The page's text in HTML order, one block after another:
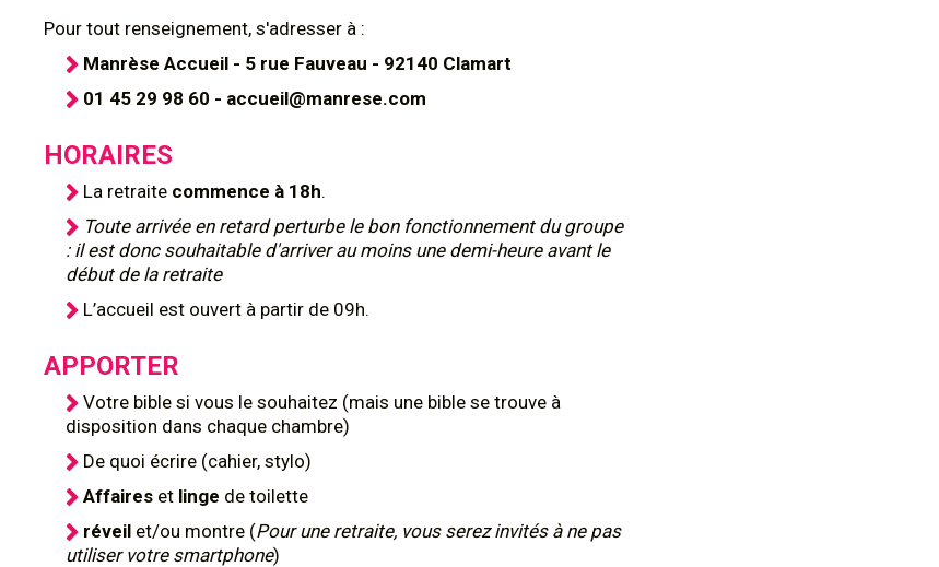
Pour tout renseignement, s'adresser à :
Manrèse Accueil - 5 rue Fauveau - 92140 Clamart
01 45 29 98 60 - accueil@manrese.com
HORAIRES
La retraite commence à 18h.
Toute arrivée en retard perturbe le bon fonctionnement du groupe
: il est donc souhaitable d'arriver au moins une demi-heure avant le
début de la retraite
L’accueil est ouvert à partir de 09h.
APPORTER
Votre bible si vous le souhaitez (mais une bible se trouve à
disposition dans chaque chambre)
De quoi écrire (cahier, stylo)
Affaires et linge de toilette
réveil et/ou montre (Pour une retraite, vous serez invités à ne pas
utiliser votre smartphone)